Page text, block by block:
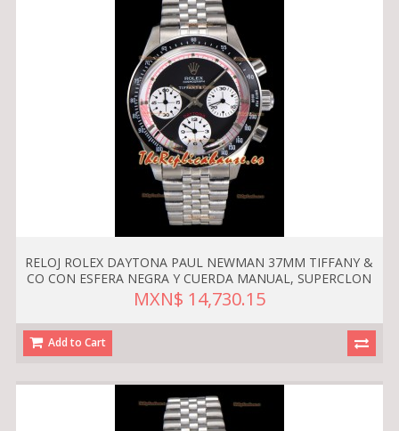
RELOJ ROLEX DAYTONA PAUL NEWMAN 37MM TIFFANY &
CO CON ESFERA NEGRA Y CUERDA MANUAL, SUPERCLON
MXN$ 14,730.15
Add to Cart